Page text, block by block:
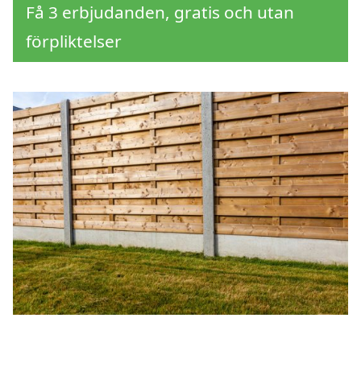
Få 3 erbjudanden, gratis och utan
förpliktelser